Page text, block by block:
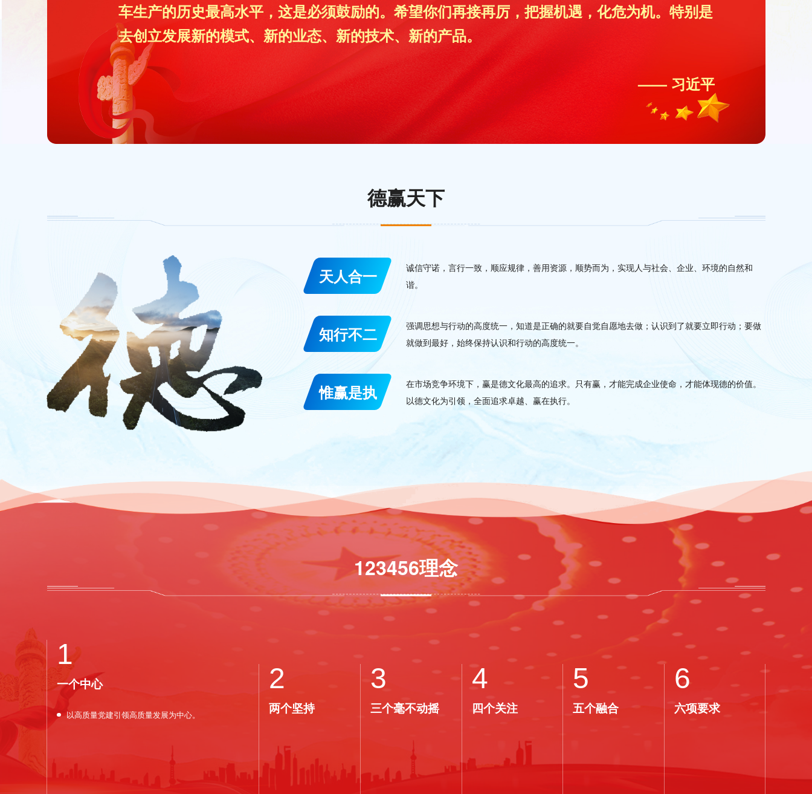
车生产的历史最高水平，这是必须鼓励的。希望你们再接再厉，把握机遇，化危为机。特别是
去创立发展新的模式、新的业态、新的技术、新的产品。
—— 习近平
德赢天下
天人合一
诚信守诺，言行一致，顺应规律，善用资源，顺势而为，实现人与社会、企业、环境的自然和
谐。
知行不二
强调思想与行动的高度统一，知道是正确的就要自觉自愿地去做；认识到了就要立即行动；要做
就做到最好，始终保持认识和行动的高度统一。
惟赢是执
在市场竞争环境下，赢是德文化最高的追求。只有赢，才能完成企业使命，才能体现德的价值。
以德文化为引领，全面追求卓越、赢在执行。
123456理念
1
一个中心
以高质量党建引领高质量发展为中心。
2
两个坚持
3
三个毫不动摇
4
四个关注
5
五个融合
6
六项要求